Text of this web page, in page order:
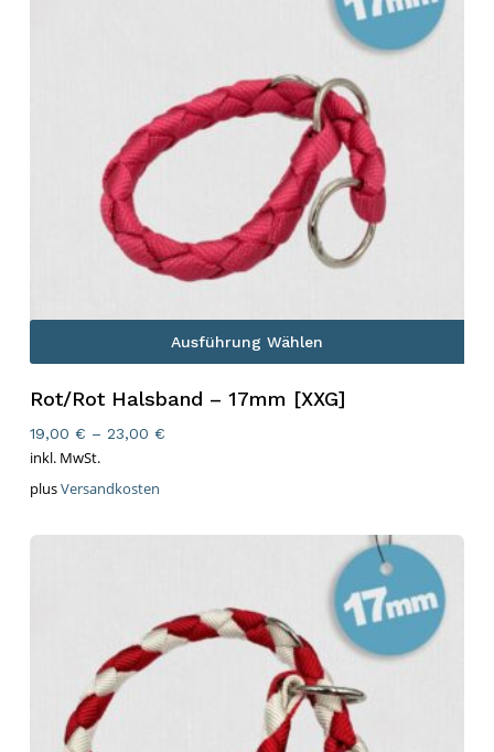
Ausführung Wählen
Rot/Rot Halsband – 17mm [XXG]
19,00 € – 23,00 €
inkl. MwSt.
plusVersandkosten